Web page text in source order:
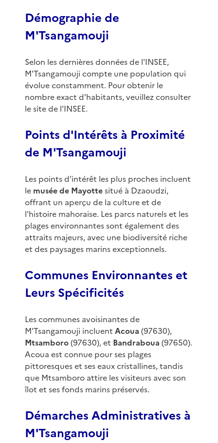
Démographie de
M'Tsangamouji
Selon les dernières données de l'INSEE,
M'Tsangamouji compte une population qui
évolue constamment. Pour obtenir le
nombre exact d'habitants, veuillez consulter
le site de l'INSEE.
Points d'Intérêts à Proximité
de M'Tsangamouji
Les points d'intérêt les plus proches incluent
le musée de Mayottesitué à Dzaoudzi,
offrant un aperçu de la culture et de
l'histoire mahoraise. Les parcs naturels et les
plages environnantes sont également des
attraits majeurs, avec une biodiversité riche
et des paysages marins exceptionnels.
Communes Environnantes et
Leurs Spécificités
Les communes avoisinantes de
M'Tsangamouji incluent Acoua (97630),
Mtsamboro(97630), et Bandraboua (97650).
Acoua est connue pour ses plages
pittoresques et ses eaux cristallines, tandis
que Mtsamboro attire les visiteurs avec son
îlot et ses fonds marins préservés.
Démarches Administratives à
M'Tsangamouji